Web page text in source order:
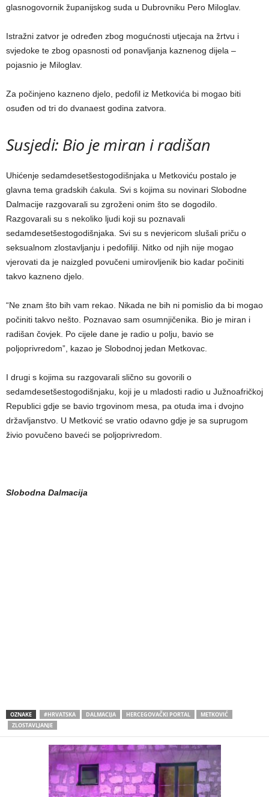
glasnogovornik županijskog suda u Dubrovniku Pero Miloglav.
Istražni zatvor je određen zbog mogućnosti utjecaja na žrtvu i
svjedoke te zbog opasnosti od ponavljanja kaznenog dijela –
pojasnio je Miloglav.
Za počinjeno kazneno djelo, pedofil iz Metkovića bi mogao biti
osuđen od tri do dvanaest godina zatvora.
Susjedi: Bio je miran i radišan
Uhićenje sedamdesetšestogodišnjaka u Metkoviću postalo je
glavna tema gradskih ćakula. Svi s kojima su novinari Slobodne
Dalmacije razgovarali su zgroženi onim što se dogodilo.
Razgovarali su s nekoliko ljudi koji su poznavali
sedamdesetšestogodišnjaka. Svi su s nevjericom slušali priču o
seksualnom zlostavljanju i pedofiliji. Nitko od njih nije mogao
vjerovati da je naizgled povučeni umirovljenik bio kadar počiniti
takvo kazneno djelo.
“Ne znam što bih vam rekao. Nikada ne bih ni pomislio da bi mogao
počiniti takvo nešto. Poznavao sam osumnjičenika. Bio je miran i
radišan čovjek. Po cijele dane je radio u polju, bavio se
poljoprivredom”, kazao je Slobodnoj jedan Metkovac.
I drugi s kojima su razgovarali slično su govorili o
sedamdesetšestogodišnjaku, koji je u mladosti radio u Južnoafričkoj
Republici gdje se bavio trgovinom mesa, pa otuda ima i dvojno
državljanstvo. U Metković se vratio odavno gdje je sa suprugom
živio povučeno baveći se poljoprivredom.
Slobodna Dalmacija
OZNAKE #HRVATSKA DALMACIJA HERCEGOVAČKI PORTAL
METKOVIĆ
ZLOSTAVLJANJE